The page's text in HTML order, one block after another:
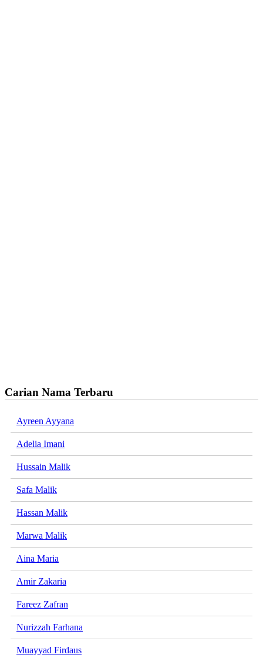
Carian Nama Terbaru
Ayreen Ayyana
Adelia Imani
Hussain Malik
Safa Malik
Hassan Malik
Marwa Malik
Aina Maria
Amir Zakaria
Fareez Zafran
Nurizzah Farhana
Muayyad Firdaus